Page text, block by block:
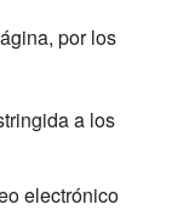
por los
a los
electrónico